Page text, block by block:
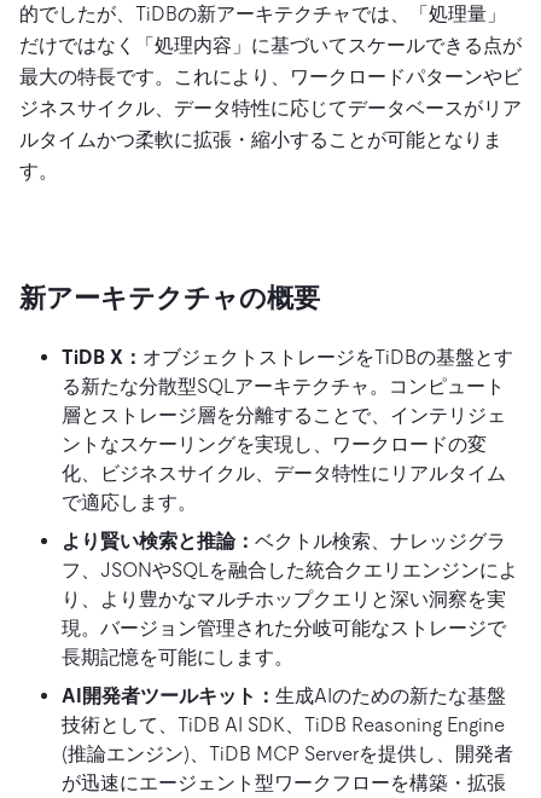
的でしたが、TiDBの新アーキテクチャでは、「処理量」
だけではなく「処理内容」に基づいてスケールできる点が
最大の特長です。これにより、ワークロードパターンやビ
ジネスサイクル、データ特性に応じてデータベースがリア
ルタイムかつ柔軟に拡張・縮小することが可能となりま
す。
新アーキテクチャの概要
TiDB X： オブジェクトストレージをTiDBの基盤とす
る新たな分散型SQLアーキテクチャ。コンピュート
層とストレージ層を分離することで、インテリジェ
ントなスケーリングを実現し、ワークロードの変
化、ビジネスサイクル、データ特性にリアルタイム
で適応します。
より賢い検索と推論： ベクトル検索、ナレッジグラ
フ、JSONやSQLを融合した統合クエリエンジンによ
り、より豊かなマルチホップクエリと深い洞察を実
現。バージョン管理された分岐可能なストレージで
長期記憶を可能にします。
AI開発者ツールキット： 生成AIのための新たな基盤
技術として、TiDB AI SDK、TiDB Reasoning Engine
(推論エンジン)、TiDB MCP Serverを提供し、開発者
が迅速にエージェント型ワークフローを構築・拡張